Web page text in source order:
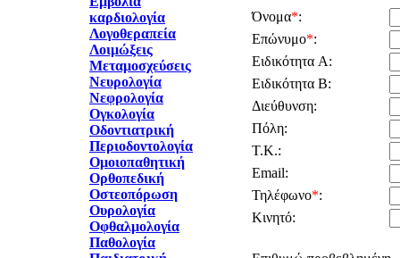
καρδιολογία
Λογοθεραπεία
Λοιμώξεις
Μεταμοσχεύσεις
Νευρολογία
Νεφρολογία
Ογκολογία
Οδοντιατρική
Περιοδοντολογία
Ομοιοπαθητική
Ορθοπεδική
Οστεοπόρωση
Ουρολογία
Οφθαλμολογία
Παθολογία
Όνομα*:
Επώνυμο*:
Ειδικότητα A:
Ειδικότητα B:
Διεύθυνση:
Πόλη:
Τ.Κ.:
Email:
Τηλέφωνο*:
Κινητό: